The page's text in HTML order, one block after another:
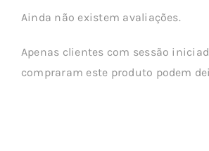
Ainda não existem avaliações.
Apenas clientes com sessão
compraram este produto podem